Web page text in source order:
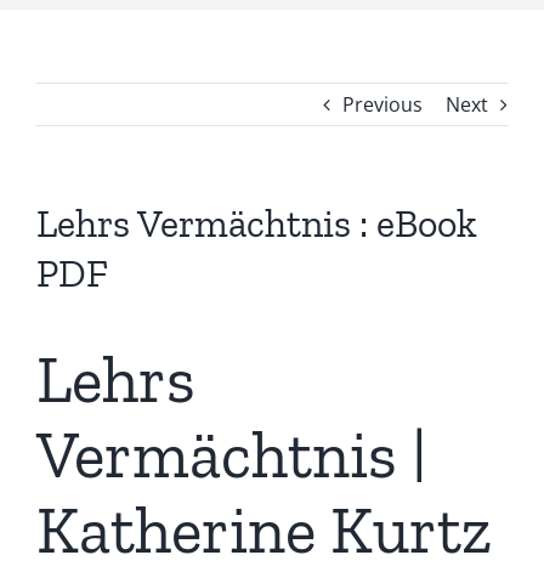
Previous Next
Lehrs Vermächtnis : eBook
PDF
Lehrs
Vermächtnis |
Katherine Kurtz